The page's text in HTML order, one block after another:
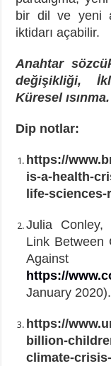
bir dil ve yeni
iktidarı açabilir.
Anahtar
değişikliği,
Küresel ısınma.
Dip notlar:
https://
is-a-health-
life-sciences-
Julia Conley,
Link Between
https://
January 2020).
https://
billion-
climate-